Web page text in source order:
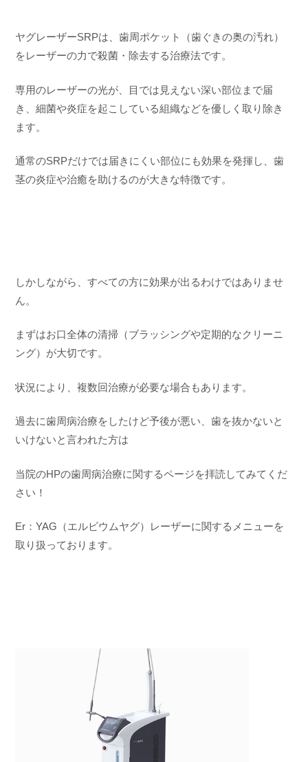
ヤグレーザーSRPは、歯周ポケット（歯ぐきの奥の汚れ）
をレーザーの力で殺菌・除去する治療法です。
専用のレーザーの光が、目では見えない深い部位まで届
き、細菌や炎症を起こしている組織などを優しく取り除き
ます。
通常のSRPだけでは届きにくい部位にも効果を発揮し、歯
茎の炎症や治癒を助けるのが大きな特徴です。
しかしながら、すべての方に効果が出るわけではありませ
ん。
まずはお口全体の清掃（ブラッシングや定期的なクリーニ
ング）が大切です。
状況により、複数回治療が必要な場合もあります。
過去に歯周病治療をしたけど予後が悪い、歯を抜かないと
いけないと言われた方は
当院のHPの歯周病治療に関するページを拝読してみてくだ
さい！
Er：YAG（エルビウムヤグ）レーザーに関するメニューを
取り扱っております。